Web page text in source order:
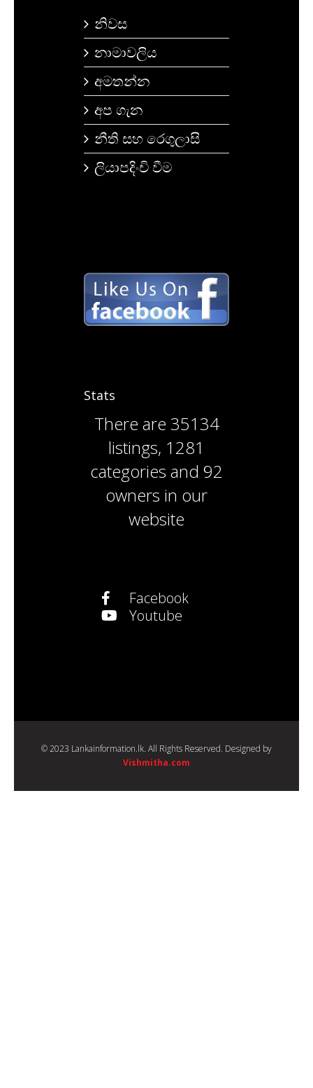
නිවස
නාමාවලිය
අමතන්න
අප ගැන
නීති සහ රෙගුලාසි
ලියාපදිංචි වීම
Stats
There are 35134
listings, 1281
categories and 92
owners in our
website
Facebook
Youtube
© 2023 Lankainformation.lk. All Rights Reserved. Designed by
Vishmitha.com